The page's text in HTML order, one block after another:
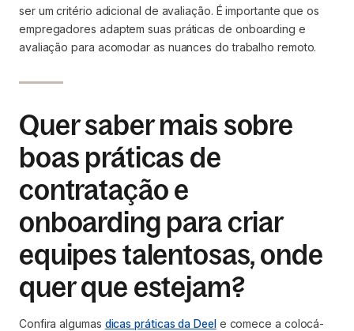
ser um critério adicional de avaliação. É importante que os
empregadores adaptem suas práticas de onboarding e
avaliação para acomodar as nuances do trabalho remoto.
Quer saber mais sobre
boas práticas de
contratação e
onboarding para criar
equipes talentosas, onde
quer que estejam?
Confira algumas dicas práticas da Deele comece a colocá-